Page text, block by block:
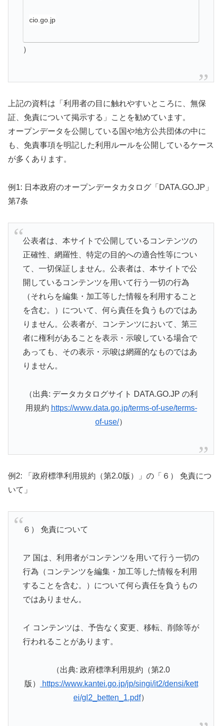
cio.go.jp
）
上記の資料は「利用者の目に触れやすいところに、無保
証、免責について掲示する」ことを勧めています。
オープンデータを公開している国や地方公共団体の中に
も、免責事項を明記した利用ルールを公開しているケース
が多くあります。
例1: 日本政府のオープンデータカタログ「DATA.GO.JP」
第7条
公表者は、本サイトで公開しているコンテンツの
正確性、網羅性、特定の目的への適合性等につい
て、一切保証しません。公表者は、本サイトで公
開しているコンテンツを用いて行う一切の行為
（それらを編集・加工等した情報を利用すること
を含む。）について、何ら責任を負うものではあ
りません。公表者が、コンテンツにおいて、第三
者に権利があることを表示・示唆している場合で
あっても、その表示・示唆は網羅的なものではあ
りません。
（出典: データカタログサイト DATA.GO.JP の利
用規約 https://www.data.go.jp/terms-of-use/terms-
of-use/）
例2: 「政府標準利用規約（第2.0版）」の「６） 免責につ
いて」
６） 免責について
ア 国は、利用者がコンテンツを用いて行う一切の
行為（コンテンツを編集・加工等した情報を利用
することを含む。）について何ら責任を負うもの
ではありません。
イ コンテンツは、予告なく変更、移転、削除等が
行われることがあります。
（出典: 政府標準利用規約（第2.0
版）
https://www.kantei.go.jp/jp/singi/it2/densi/kett
ei/gl2_betten_1.pdf）